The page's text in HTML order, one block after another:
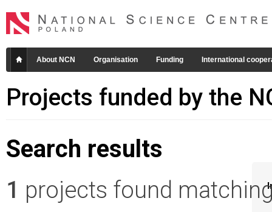
About NCN Organisation Funding International
Projects funded by the
Search results
1 projects found